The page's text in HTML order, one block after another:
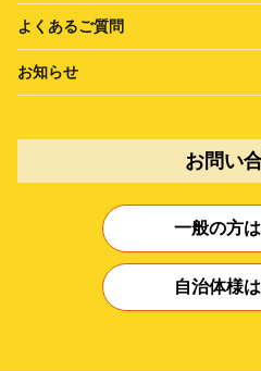
よくあるご質問
お知らせ
お問い
一般の方
自治体様